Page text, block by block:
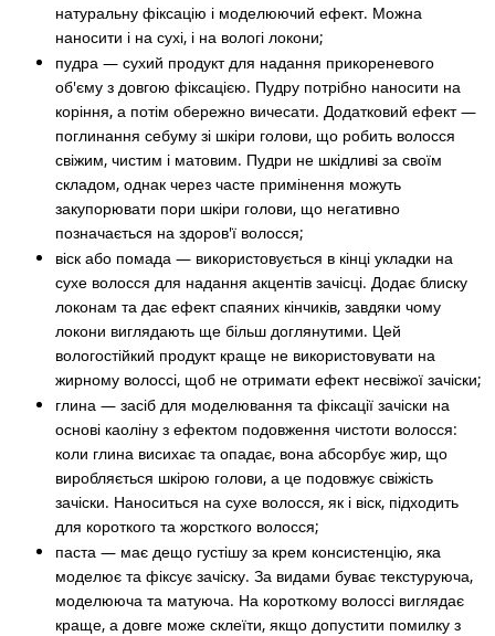
натуральну фіксацію і моделюючий ефект. Можна
наносити і на сухі, і на вологі локони;
пудра — сухий продукт для надання прикореневого
об'єму з довгою фіксацією. Пудру потрібно наносити на
коріння, а потім обережно вичесати. Додатковий ефект —
поглинання себуму зі шкіри голови, що робить волосся
свіжим, чистим і матовим. Пудри не шкідливі за своїм
складом, однак через часте примінення можуть
закупорювати пори шкіри голови, що негативно
позначається на здоров'ї волосся;
віск або помада — використовується в кінці укладки на
сухе волосся для надання акцентів зачісці. Додає блиску
локонам та дає ефект спаяних кінчиків, завдяки чому
локони виглядають ще більш доглянутими. Цей
вологостійкий продукт краще не використовувати на
жирному волоссі, щоб не отримати ефект несвіжої зачіски;
глина — засіб для моделювання та фіксації зачіски на
основі каоліну з ефектом подовження чистоти волосся:
коли глина висихає та опадає, вона абсорбує жир, що
виробляється шкірою голови, а це подовжує свіжість
зачіски. Наноситься на сухе волосся, як і віск, підходить
для короткого та жорсткого волосся;
паста — має дещо густішу за крем консистенцію, яка
моделює та фіксує зачіску. За видами буває текстуруюча,
моделююча та матуюча. На короткому волоссі виглядає
краще, а довге може склеїти, якщо допустити помилку з